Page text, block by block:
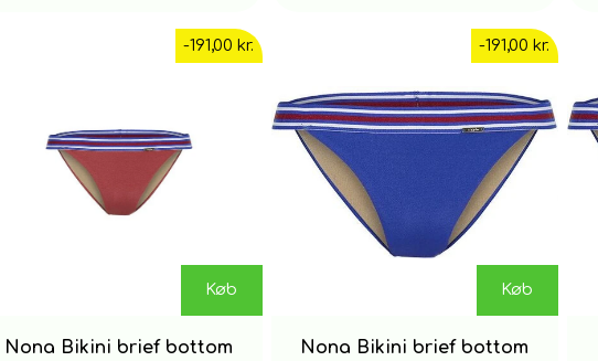
-191,00 kr.
Køb
Nona Bikini brief bottom
-191,00 kr.
Køb
Nona Bikini brief bottom